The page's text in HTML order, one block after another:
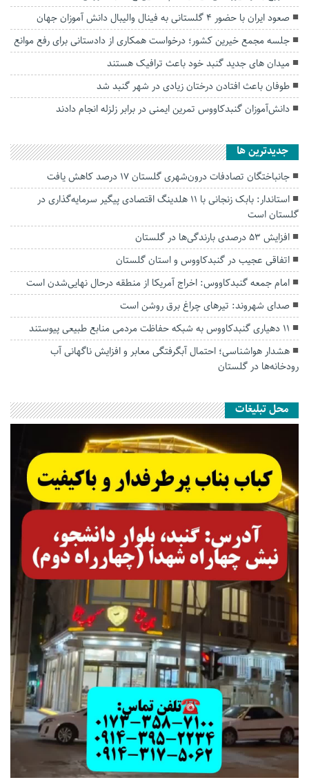
صعود ایران با حضور ۴ گلستانی به فینال والیبال دانش آموزان جهان
جلسه مجمع خیرین کشور؛ درخواست همکاری از دادستانی برای رفع موانع
میدان های جدید گنبد خود باعث ترافیک هستند
طوفان باعث افتادن درختان زیادی در شهر گنبد شد
دانش‌آموزان گنبدکاووس تمرین ایمنی در برابر زلزله انجام دادند
جديدترين ها
جانباختگان تصادفات درون‌شهری گلستان ۱۷ درصد کاهش یافت
استاندار: بابک زنجانی با ۱۱ هلدینگ اقتصادی پیگیر سرمایه‌گذاری در
گلستان است
افزایش ۵۳ درصدی بارندگی‌ها در گلستان
اتفاقی عجیب در‌ گنبدکاووس و استان گلستان
امام جمعه گنبدکاووس: اخراج آمریکا از منطقه درحال نهایی‌شدن است
صدای شهروند: تیرهای چراغ برق روشن است
۱۱ دهیاری گنبدکاووس به شبکه حفاظت مردمی منابع طبیعی پیوستند
هشدار هواشناسی؛ احتمال آبگرفتگی معابر و افزایش ناگهانی آب
رودخانه‌ها در گلستان
محل تبلیغات